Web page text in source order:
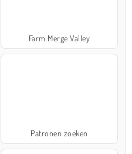
Farm Merge Valley
Patronen zoeken